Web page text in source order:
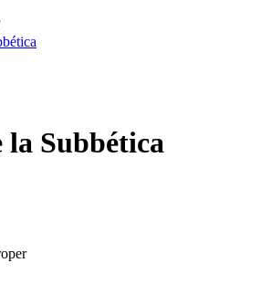
la Subbética